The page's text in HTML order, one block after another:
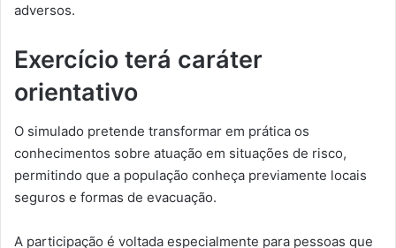
adversos.
Exercício terá caráter
orientativo
O simulado pretende transformar em prática os
conhecimentos sobre atuação em situações de risco,
permitindo que a população conheça previamente locais
seguros e formas de evacuação.
A participação é voltada especialmente para pessoas que